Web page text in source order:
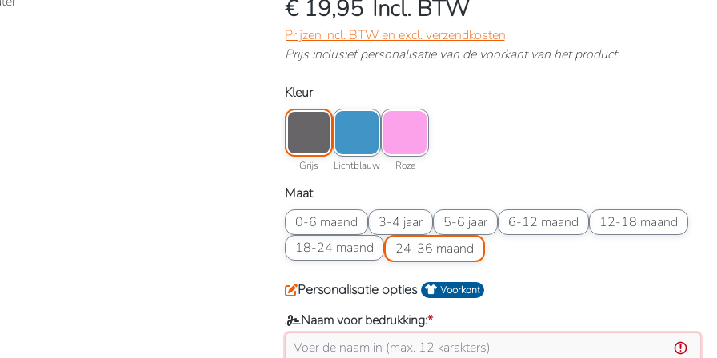
€ 19,95 Incl. BTW
Prijzen incl. BTW en excl. verzendkosten
Prijs inclusief personalisatie van de voorkant van het product.
Selecteer
Kleur
Kleuroptie: Grijs
Grijs
Kleuroptie: Lichtblauw
Lichtblauw
Kleuroptie: Roze
Roze
Selecteer
Maat
0-6 maand
Maatoptie: 0-6 maand
3-4 jaar
Maatoptie: 3-4 jaar
5-6 jaar
Maatoptie: 5-6 jaar6-12 maand
Maatoptie: 6-12 maand12-18 maand
Maatoptie: 12-18
18-24 maand
Maatoptie: 18-24 maand24-36 maand
Maatoptie: 24-36 maand
Personalisatie opties Voorkant
Naam voor bedrukking:*